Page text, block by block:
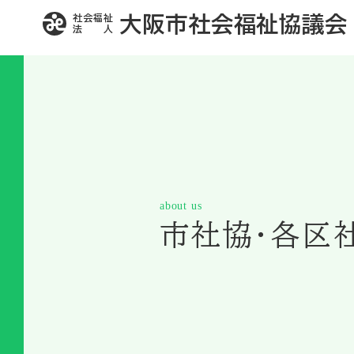
社会福祉
法 人
大阪市社会福祉協議会
about us
市社協・各区